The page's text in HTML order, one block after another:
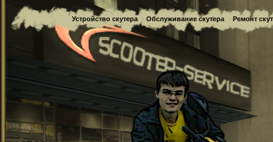
Устройство скутера Обслуживание скутера Ремонт